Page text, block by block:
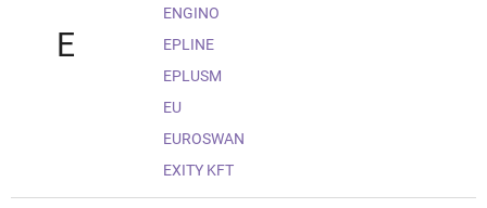
E
ENGINO
EPLINE
EPLUSM
EU
EUROSWAN
EXITY KFT